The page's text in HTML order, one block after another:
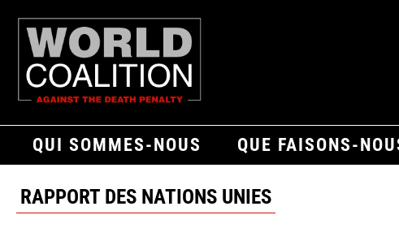
QUI SOMMES-NOUS QUE FAISONS-
RAPPORT DES NATIONS UNIES